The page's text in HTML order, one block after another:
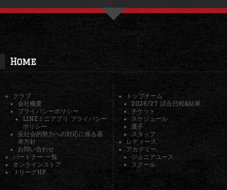
Home
クラブ
会社概要
プライバシーポリシー
LINEミニアプリ プライバシー
ポリシー
反社会的勢力への対応に係る基
本方針
お問い合わせ
パートナー 一覧
オンラインストア
ＪリーグHP
トップチーム
2026/27 試合日程&結果
チケット
スケジュール
選手
スタッフ
レディース
アカデミー
ジュニアユース
スクール